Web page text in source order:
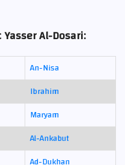
Al-Dosari:
An-Nisa
Ibrahim
Maryam
Al-Ankabut